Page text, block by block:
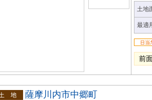
土地
最適
前
薩摩川内市中郷町